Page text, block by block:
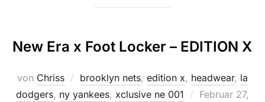
New Era x Foot Locker – EDITION X
von Chriss brooklyn nets, edition x, headwear, la
dodgers, ny yankees, xclusive ne 001
Veröffentlicht
Februar 27,